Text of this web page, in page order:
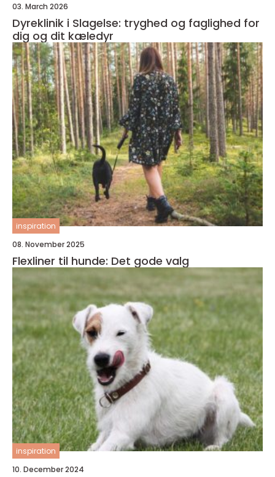
03. March 2026
Dyreklinik i Slagelse: tryghed og faglighed for
dig og dit kæledyr
inspiration
08. November 2025
Flexliner til hunde: Det gode valg
inspiration
10. December 2024